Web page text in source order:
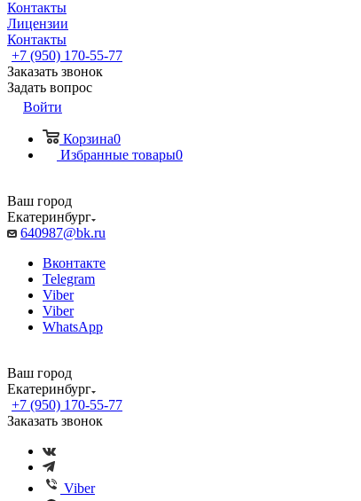
Контакты
Лицензии
Контакты
+7 (950) 170-55-77
Заказать звонок
Задать вопрос
Войти
Корзина0
Избранные товары0
Ваш город
Екатеринбург
640987@bk.ru
Вконтакте
Telegram
Viber
Viber
WhatsApp
Ваш город
Екатеринбург
+7 (950) 170-55-77
Заказать звонок
Viber